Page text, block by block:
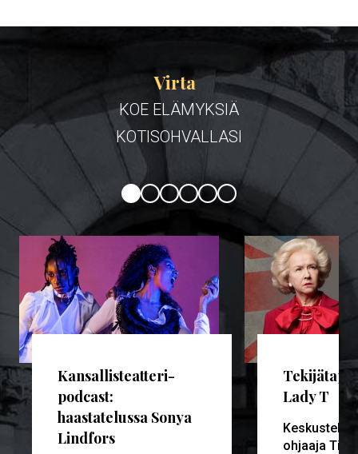
karusellinostot
Virta
KOE ELÄMYKSIÄ
KOTISOHVALLASI
Kansallisteatteri-
podcast:
haastatelussa Sonya
Lindfors
Lady T
ohjaaja Tiina